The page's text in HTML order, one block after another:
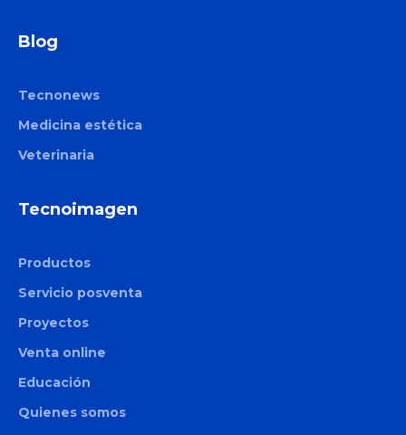
Blog
Tecnonews
Medicina estética
Veterinaria
Tecnoimagen
Productos
Servicio posventa
Proyectos
Venta online
Educación
Quienes somos